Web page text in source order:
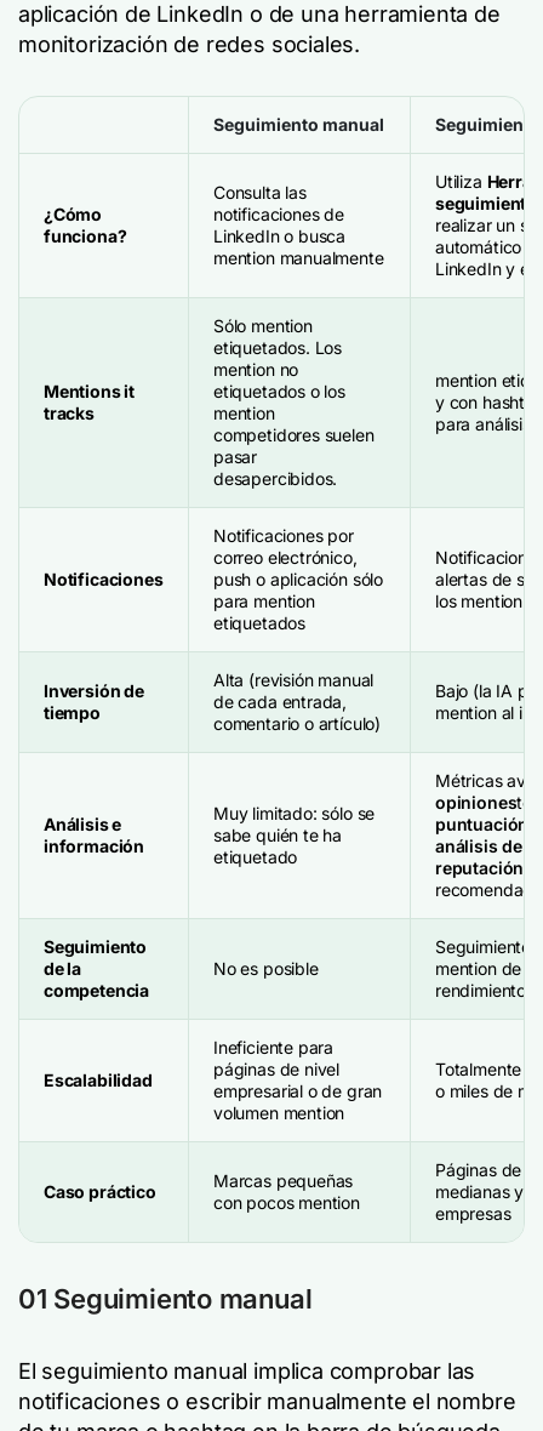
aplicación de LinkedIn o de una herramienta de
monitorización de redes sociales.
Seguimiento manual
¿Cómo
funciona?
Consulta las
notificaciones de
LinkedIn o busca
mention manualmente
Utiliza
seguimiento
realizar un
automático
LinkedIn y
Mentions it
tracks
Sólo mention
etiquetados. Los
mention no
etiquetados o los
mention
competidores suelen
pasar
desapercibidos.
mention
y con
para análisis
Notificaciones
Notificaciones por
correo electrónico,
push o aplicación sólo
para mention
etiquetados
alertas de
los mention
Inversión de
tiempo
Alta (revisión manual
de cada entrada,
comentario o artículo)
Bajo (la IA
mention al
Análisis e
información
Muy limitado: sólo se
sabe quién te ha
etiquetado
Métricas
opiniones
puntuación
análisis de
reputación
Seguimiento
de la
competencia
No es posible
Seguimiento
mention de
rendimiento
Escalabilidad
Ineficiente para
páginas de nivel
empresarial o de gran
volumen mention
Totalmente
o miles de
Caso práctico
Marcas pequeñas
con pocos mention
Páginas de
medianas y
empresas
01 Seguimiento manual
El seguimiento manual implica comprobar las
notificaciones o escribir manualmente el nombre